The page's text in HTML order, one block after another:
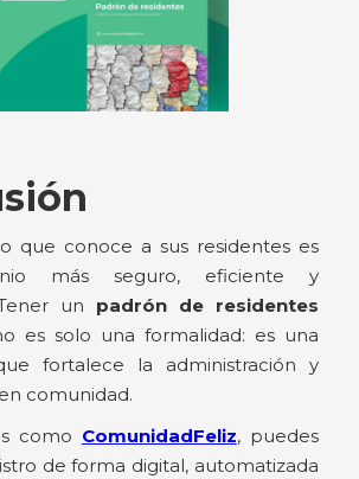
que conoce a sus residentes es
más seguro, eficiente y
un padrón de residentes
es solo una formalidad: es una
fortalece la administración y
comunidad.
como ComunidadFeliz, puedes
de forma digital, automatizada